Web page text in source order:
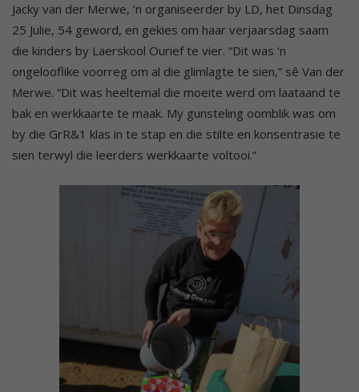
Jacky van der Merwe, ‘n organiseerder by LD, het Dinsdag
25 Julie, 54 geword, en gekies om haar verjaarsdag saam
die kinders by Laerskool Ourief te vier. “Dit was ‘n
ongelooflike voorreg om al die glimlagte te sien,” sê Van der
Merwe. “Dit was heeltemal die moeite werd om laataand te
bak en werkkaarte te maak. My gunsteling oomblik was om
by die GrR&1 klas in te stap en die stilte en konsentrasie te
sien terwyl die leerders werkkaarte voltooi.”